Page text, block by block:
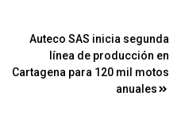
Auteco SAS inicia segunda
línea de producción en
Cartagena para 120 mil motos
anuales